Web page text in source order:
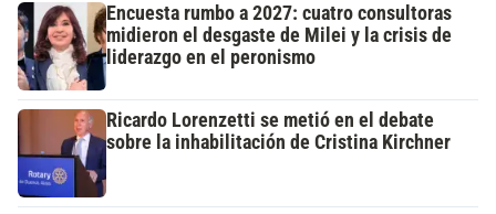
Encuesta rumbo a 2027: cuatro consultoras
midieron el desgaste de Milei y la crisis de
liderazgo en el peronismo
Ricardo Lorenzetti se metió en el debate
sobre la inhabilitación de Cristina Kirchner